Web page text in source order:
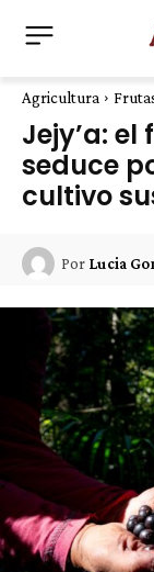
Agricultura
Jejy’a:
seduce
cultivo
Por Lucia